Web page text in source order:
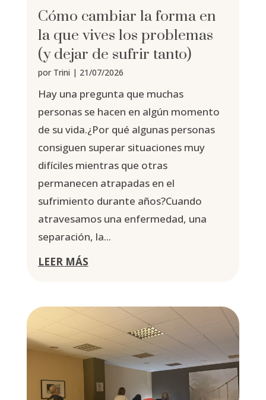
Cómo cambiar la forma en
la que vives los problemas
(y dejar de sufrir tanto)
por Trini | 21/07/2026
Hay una pregunta que muchas
personas se hacen en algún momento
de su vida.¿Por qué algunas personas
consiguen superar situaciones muy
difíciles mientras que otras
permanecen atrapadas en el
sufrimiento durante años?Cuando
atravesamos una enfermedad, una
separación, la...
LEER MÁS